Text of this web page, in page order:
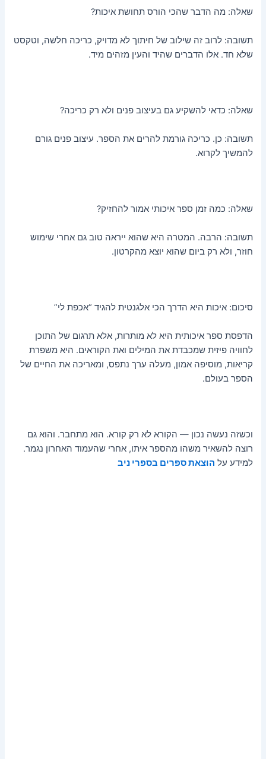
שאלה: מה הדבר שהכי הורס תחושת איכות?
תשובה: לרוב זה שילוב של חיתוך לא מדויק, כריכה חלשה, וטקסט
שלא חד. אלו הדברים שהיד והעין מזהים מיד.
שאלה: כדאי להשקיע גם בעיצוב פנים ולא רק כריכה?
תשובה: כן. כריכה גורמת להרים את הספר. עיצוב פנים גורם
להמשיך לקרוא.
שאלה: כמה זמן ספר איכותי אמור להחזיק?
תשובה: הרבה. המטרה היא שהוא ייראה טוב גם אחרי שימוש
חוזר, ולא רק ביום שהוא יוצא מהקרטון.
סיכום: איכות היא הדרך הכי אלגנטית להגיד “אכפת לי”
הדפסת ספר איכותית היא לא מותרות, אלא תרגום של התוכן
לחוויה פיזית שמכבדת את המילים ואת הקוראים. היא משפרת
קריאות, מוסיפה אמון, מעלה ערך נתפס, ומאריכה את החיים של
הספר בעולם.
וכשזה נעשה נכון — הקורא לא רק קורא. הוא מתחבר. והוא גם
רוצה להשאיר משהו מהספר איתו, אחרי שהעמוד האחרון נגמר.
למידע על הוצאת ספרים בספרי ניב